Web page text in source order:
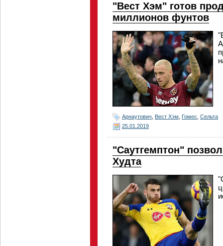
"Вест Хэм" готов
миллионов фунтов
Арнаутович Вест Хэм Гомес Сельта
25.01.2019
"Саутгемптон"
Худта